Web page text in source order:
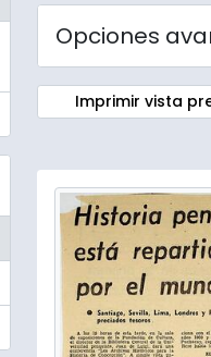
Opciones
Imprimir vista